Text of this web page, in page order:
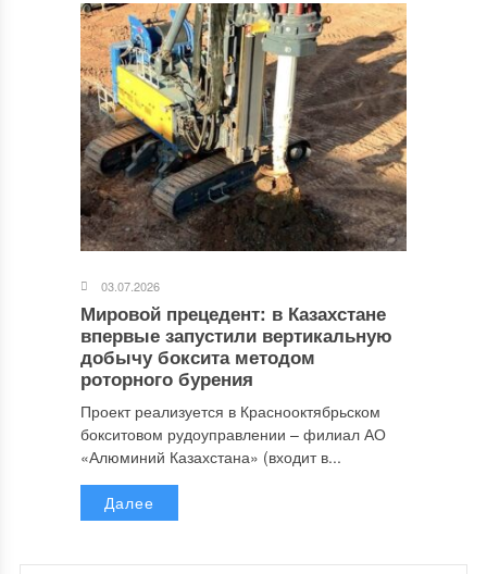
03.07.2026
Мировой прецедент: в Казахстане
впервые запустили вертикальную
добычу боксита методом
роторного бурения
Проект реализуется в Краснооктябрьском
бокситовом рудоуправлении – филиал АО
«Алюминий Казахстана» (входит в...
Далее